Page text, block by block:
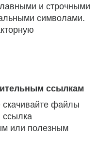
и строчными
символами.
ссылкам
скачивайте файлы
ссылка
или полезным